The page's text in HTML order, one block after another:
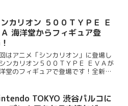
カリオン ５００ＴＹＰＥ Ｅ
Ａ 海洋堂からフィギュア登
はアニメ「シンカリオン」に登場し
ンカリオン５００ＴＹＰＥ ＥＶＡが
堂のフィギュアで登場です！全新規
事で話題となっていますね。とても
TOKYO 渋谷パルコに